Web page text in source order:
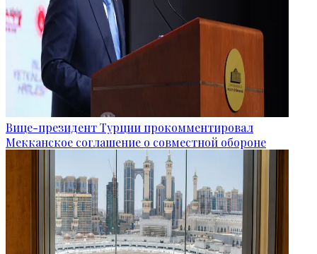
Вице-президент Турции прокомментировал
Мекканское соглашение о совместной обороне